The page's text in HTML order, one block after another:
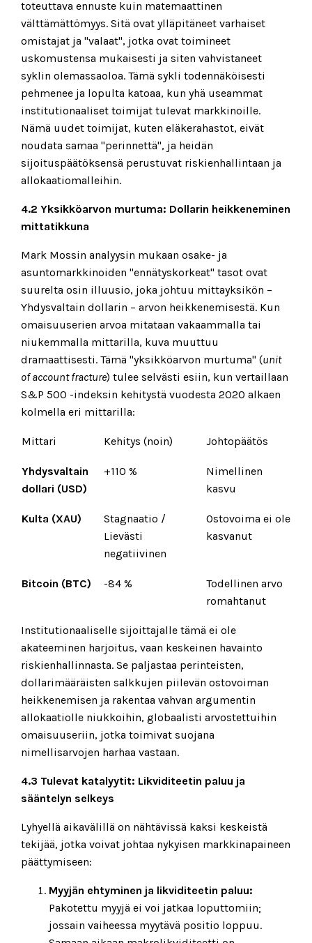
toteuttava ennuste kuin matemaattinen
välttämättömyys. Sitä ovat ylläpitäneet varhaiset
omistajat ja "valaat", jotka ovat toimineet
uskomustensa mukaisesti ja siten vahvistaneet
syklin olemassaoloa. Tämä sykli todennäköisesti
pehmenee ja lopulta katoaa, kun yhä useammat
institutionaaliset toimijat tulevat markkinoille.
Nämä uudet toimijat, kuten eläkerahastot, eivät
noudata samaa "perinnettä", ja heidän
sijoituspäätöksensä perustuvat riskienhallintaan ja
allokaatiomalleihin.
4.2 Yksikköarvon murtuma: Dollarin heikkeneminen
mittatikkuna
Mark Mossin analyysin mukaan osake- ja
asuntomarkkinoiden "ennätyskorkeat" tasot ovat
suurelta osin illuusio, joka johtuu mittayksikön –
Yhdysvaltain dollarin – arvon heikkenemisestä. Kun
omaisuuserien arvoa mitataan vakaammalla tai
niukemmalla mittarilla, kuva muuttuu
dramaattisesti. Tämä "yksikköarvon murtuma" (unit
of account fracture) tulee selvästi esiin, kun vertaillaan
S&P 500 -indeksin kehitystä vuodesta 2020 alkaen
kolmella eri mittarilla:
Mittari Kehitys (noin) Johtopäätös
Yhdysvaltain
dollari (USD)
+110 %
Nimellinen
kasvu
Kulta (XAU)
Stagnaatio /
Lievästi
negatiivinen
Ostovoima ei ole
kasvanut
Bitcoin (BTC) -84 %
Todellinen arvo
romahtanut
Institutionaaliselle sijoittajalle tämä ei ole
akateeminen harjoitus, vaan keskeinen havainto
riskienhallinnasta. Se paljastaa perinteisten,
dollarimääräisten salkkujen piilevän ostovoiman
heikkenemisen ja rakentaa vahvan argumentin
allokaatiolle niukkoihin, globaalisti arvostettuihin
omaisuuseriin, jotka toimivat suojana
nimellisarvojen harhaa vastaan.
4.3 Tulevat katalyytit: Likviditeetin paluu ja
sääntelyn selkeys
Lyhyellä aikavälillä on nähtävissä kaksi keskeistä
tekijää, jotka voivat johtaa nykyisen markkinapaineen
päättymiseen:
Myyjän ehtyminen ja likviditeetin paluu:
Pakotettu myyjä ei voi jatkaa loputtomiin;
jossain vaiheessa myytävä positio loppuu.